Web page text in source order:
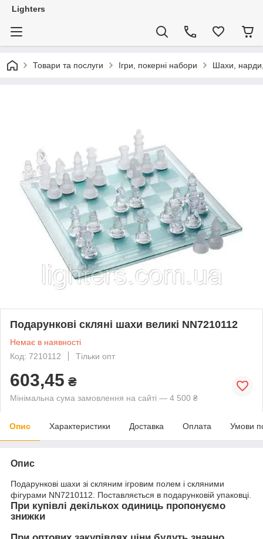
Lighters
Товари та послуги Ігри, покерні набори Шахи,
Подарункові скляні шахи великі NN7210112
Немає в наявності
Код: 7210112
Тільки опт
603,45 ₴
Мінімальна сума замовлення на сайті — 4 500 ₴
Опис Характеристики Доставка Оплата Умови
Опис
Подарункові шахи зі скляним ігровим полем і скляними
фігурами NN7210112. Поставляється в подарунковій упаковці.
При купівлі декількох одиниць пропонуємо
знижки